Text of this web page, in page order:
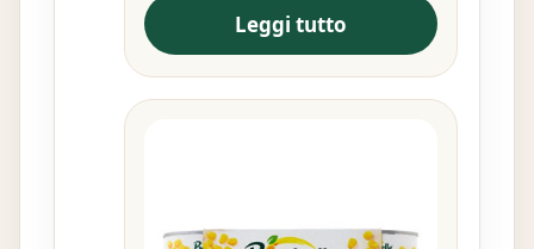
Leggi tutto